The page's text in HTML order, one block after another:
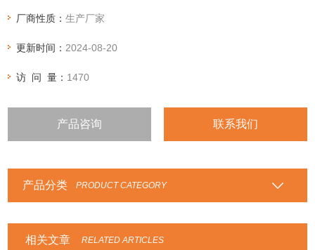
厂商性质：生产厂家
更新时间： 2024-08-20
访 问 量： 1470
产品咨询 联系我们
产品分类 PRODUCT CATEGORY
相关文章 RELATED ARTICLES